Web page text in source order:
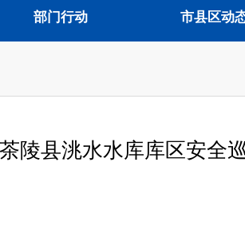
部门行动 市县区动
县洮水水库库区安全